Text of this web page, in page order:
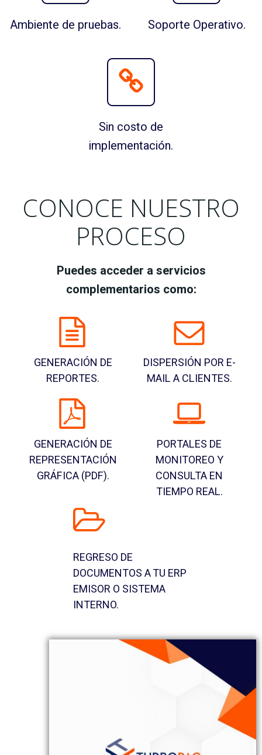
Ambiente de pruebas. Soporte Operativo.
Sin costo de
implementación.
CONOCE NUESTRO
PROCESO
Puedes acceder a servicios
complementarios como:
GENERACIÓN DE
REPORTES.
DISPERSIÓN POR E-
MAIL A CLIENTES.
GENERACIÓN DE
REPRESENTACIÓN
GRÁFICA (PDF).
PORTALES DE
MONITOREO Y
CONSULTA EN
TIEMPO REAL.
REGRESO DE
DOCUMENTOS A TU ERP
EMISOR O SISTEMA
INTERNO.